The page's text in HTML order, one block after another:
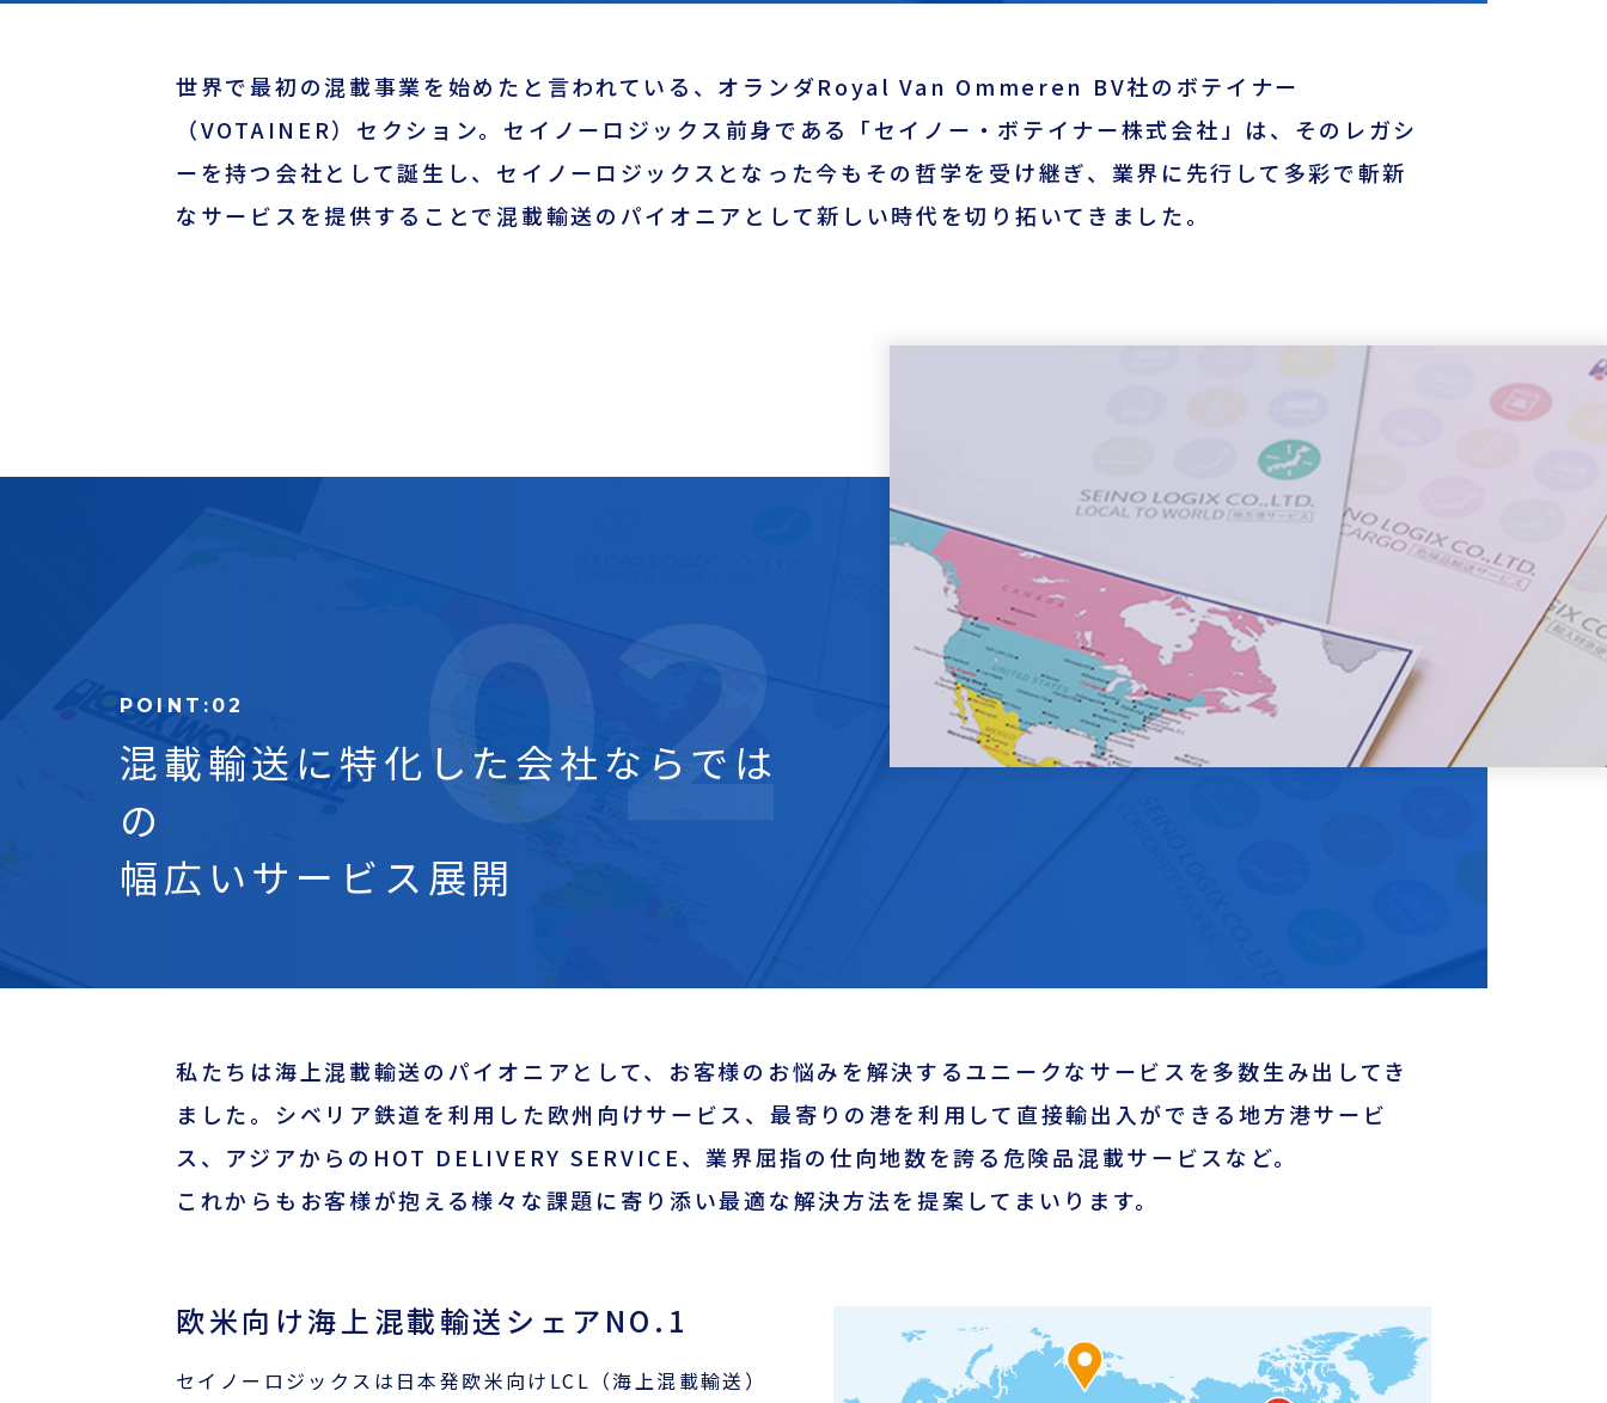
世界で最初の混載事業を始めたと言われている、オランダRoyal Van Ommeren BV社のボテイナー
（VOTAINER）セクション。セイノーロジックス前身である「セイノー・ボテイナー株式会社」は、そのレガシ
ーを持つ会社として誕生し、セイノーロジックスとなった今もその哲学を受け継ぎ、業界に先行して多彩で斬新
なサービスを提供することで混載輸送のパイオニアとして新しい時代を切り拓いてきました。
混載輸送に特化した会社ならでは
の
幅広いサービス展開
私たちは海上混載輸送のパイオニアとして、お客様のお悩みを解決するユニークなサービスを多数生み出してき
ました。シベリア鉄道を利用した欧州向けサービス、最寄りの港を利用して直接輸出入ができる地方港サービ
ス、アジアからのHOT DELIVERY SERVICE、業界屈指の仕向地数を誇る危険品混載サービスなど。
これからもお客様が抱える様々な課題に寄り添い最適な解決方法を提案してまいります。
欧米向け海上混載輸送シェアNO.1
セイノーロジックスは日本発欧米向けLCL（海上混載輸送）